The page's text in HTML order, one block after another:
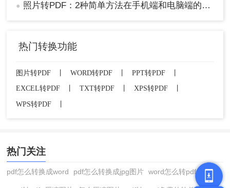
● 照片转PDF：2种简单方法在手机端和电脑端的操作差异！
热门转换功能
图片转PDF 丨 WORD转PDF 丨 PPT转PDF
丨
EXCEL转PDF
TXT转PDF XPS转PDF
WPS转PDF
热门关注
pdf怎么转换成word pdf怎么转换成jpg图片 word怎么转pdf